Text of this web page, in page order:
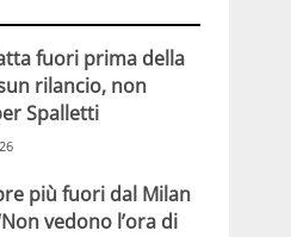
fuori prima della
rilancio, non
Spalletti
più fuori dal Milan
vedono l’ora di